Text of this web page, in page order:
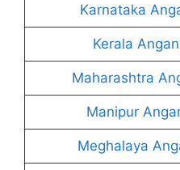
Karnataka
Kerala
Maharashtra
Manipur
Meghalaya